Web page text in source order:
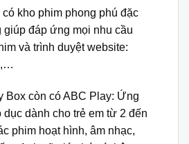
kho phim phong phú đặc
giúp đáp ứng mọi nhu cầu
và trình duyệt website:
Box còn có ABC Play: Ứng
dành cho trẻ em từ 2 đến
phim hoạt hình, âm nhạc,